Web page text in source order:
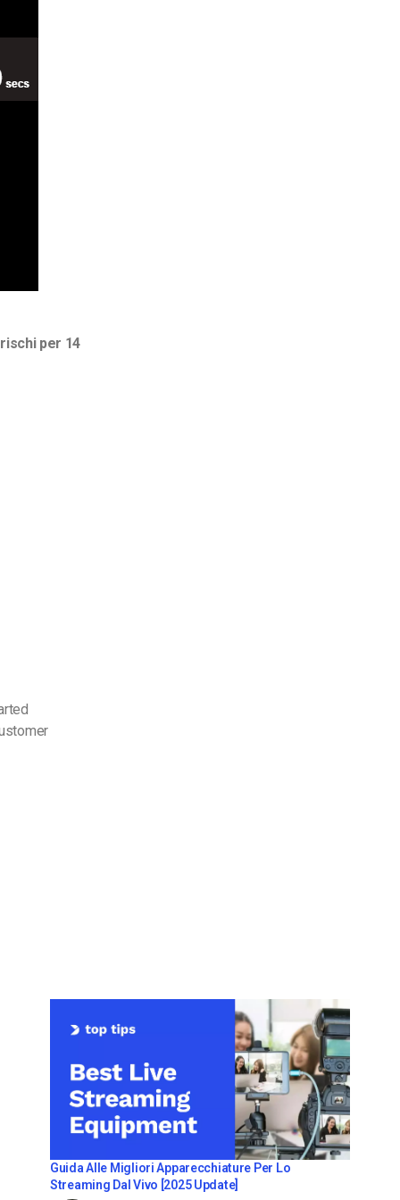
per 14
Guida Alle Migliori Apparecchiature Per Lo
Streaming Dal Vivo [2025 Update]